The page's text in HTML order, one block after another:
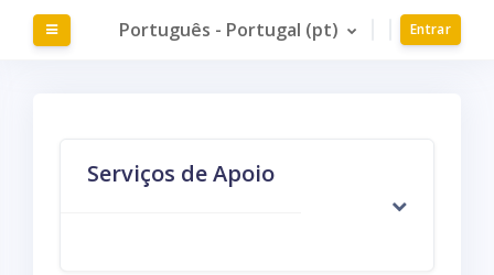
Ir para o conteúdo principal
Painel lateralPortuguês - Portugal ‎(pt)‎ Entrar
Serviços de Apoio